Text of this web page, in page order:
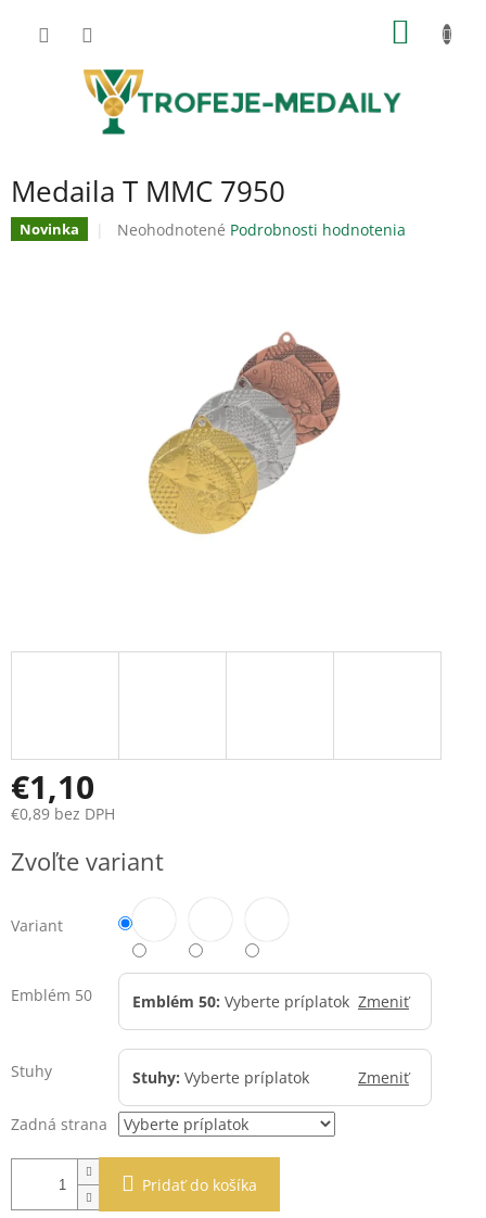
Medaila T MMC 7950
Novinka
Priemerné
Neohodnotené Podrobnosti hodnotenia
€1,10
€0,89 bez DPH
cena:
Zvoľte variant
Variant
Emblém 50 Emblém 50: Vyberte príplatok Zmeniť
Stuhy Stuhy: Vyberte príplatok Zmeniť
Zadná strana
Pridať do košíka